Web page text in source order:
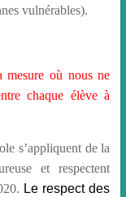
vulnérables).
mesure où nous ne
chaque élève à
s’appliquent de la
et respectent
Le respect des